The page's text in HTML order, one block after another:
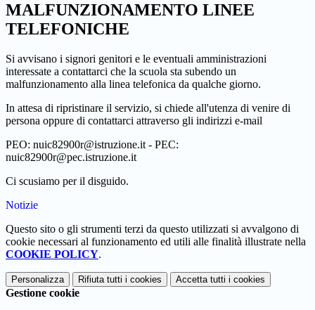
MALFUNZIONAMENTO LINEE
TELEFONICHE
Si avvisano i signori genitori e le eventuali amministrazioni
interessate a contattarci che la scuola sta subendo un
malfunzionamento alla linea telefonica da qualche giorno.
In attesa di ripristinare il servizio, si chiede all'utenza di venire di
persona oppure di contattarci attraverso gli indirizzi e-mail
PEO: nuic82900r@istruzione.it - PEC:
nuic82900r@pec.istruzione.it
Ci scusiamo per il disguido.
Notizie
Questo sito o gli strumenti terzi da questo utilizzati si avvalgono di
cookie necessari al funzionamento ed utili alle finalità illustrate nella
COOKIE POLICY.
Personalizza Rifiuta tutti i cookies Accetta tutti i cookies
Gestione cookie